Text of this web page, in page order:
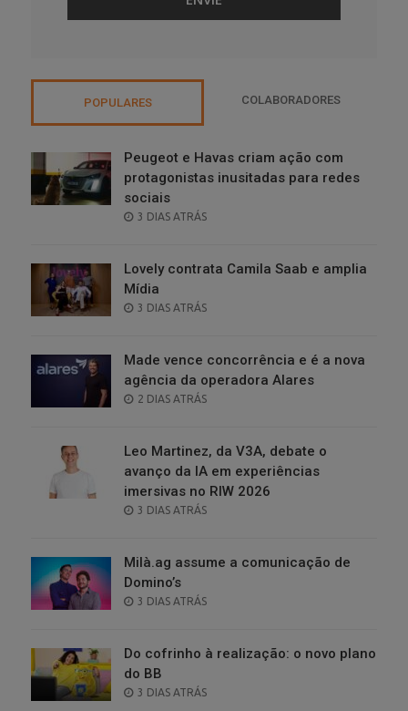
POPULARES COLABORADORES
Peugeot e Havas criam ação com
protagonistas inusitadas para redes
sociais
POSTED
3 DIAS ATRÁS
Lovely contrata Camila Saab e amplia
Mídia
POSTED
3 DIAS ATRÁS
Made vence concorrência e é a nova
agência da operadora Alares
POSTED
2 DIAS ATRÁS
Leo Martinez, da V3A, debate o
avanço da IA em experiências
imersivas no RIW 2026
POSTED
3 DIAS ATRÁS
Milà.ag assume a comunicação de
Domino’s
POSTED
3 DIAS ATRÁS
Do cofrinho à realização: o novo plano
do BB
POSTED
3 DIAS ATRÁS